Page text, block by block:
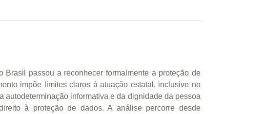
passou a reconhecer formalmente a proteção de
impõe limites claros à atuação estatal, inclusive no
informativa e da dignidade da pessoa
à proteção de dados. A análise percorre desde